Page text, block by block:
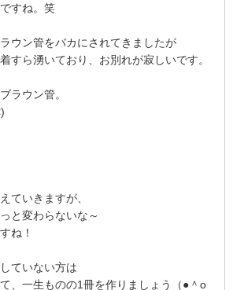
すね。笑
ウン管をバカにされてきましたが
すら湧いており、お別れが寂しいです。
ラウン管。
ていきますが、
と変わらないな～
ね！
ていない方は
、一生ものの1冊を作りましょう（●＾o